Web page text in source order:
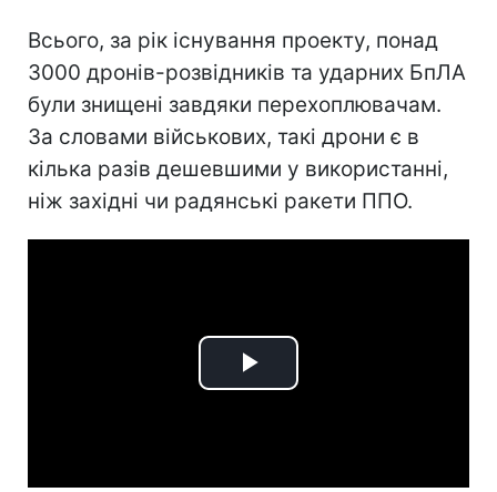
Всього, за рік існування проекту, понад
3000 дронів-розвідників та ударних БпЛА
були знищені завдяки перехоплювачам.
За словами військових, такі дрони є в
кілька разів дешевшими у використанні,
ніж західні чи радянські ракети ППО.
Play